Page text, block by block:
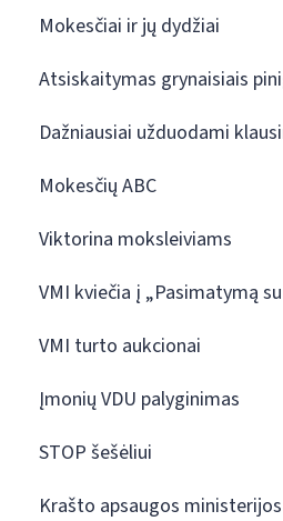
Mokesčiai ir jų dydžiai
Atsiskaitymas grynaisiais
Dažniausiai užduodami
Mokesčių ABC
Viktorina moksleiviams
VMI kviečia į „Pasimatymą
VMI turto aukcionai
Įmonių VDU palyginimas
STOP šešėliui
Krašto apsaugos